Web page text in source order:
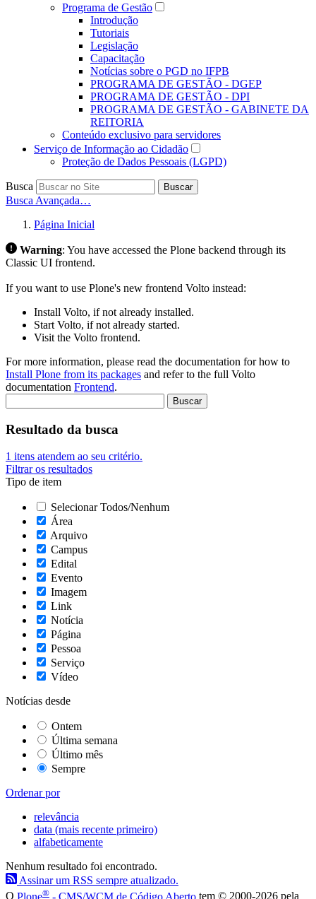
Programa de Gestão
Introdução
Tutoriais
Legislação
Capacitação
Notícias sobre o PGD no IFPB
PROGRAMA DE GESTÃO - DGEP
PROGRAMA DE GESTÃO - DPI
PROGRAMA DE GESTÃO - GABINETE DA
REITORIA
Conteúdo exclusivo para servidores
Serviço de Informação ao Cidadão
Proteção de Dados Pessoais (LGPD)
Busca Buscar
Busca Avançada…
Página Inicial
Warning: You have accessed the Plone backend through its
Classic UI frontend.
If you want to use Plone's new frontend Volto instead:
Install Volto, if not already installed.
Start Volto, if not already started.
Visit the Volto frontend.
For more information, please read the documentation for how to
Install Plone from its packages and refer to the full Volto
documentation Frontend.
Resultado da busca
1 itens atendem ao seu critério.
Filtrar os resultados
Tipo de item
Selecionar Todos/Nenhum
Área
Arquivo
Campus
Edital
Evento
Imagem
Link
Notícia
Página
Pessoa
Serviço
Vídeo
Notícias desde
Ontem
Última semana
Último mês
Sempre
Ordenar por
relevância
data (mais recente primeiro)
alfabeticamente
Nenhum resultado foi encontrado.
Assinar um RSS sempre atualizado.
O Plone® - CMS/WCM de Código Aberto tem © 2000-2026 pela